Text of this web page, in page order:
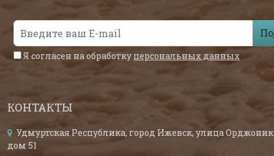
Я согласен на обработку персональных данных
КОНТАКТЫ
Удмуртская Республика, город Ижевск, улица
дом 51